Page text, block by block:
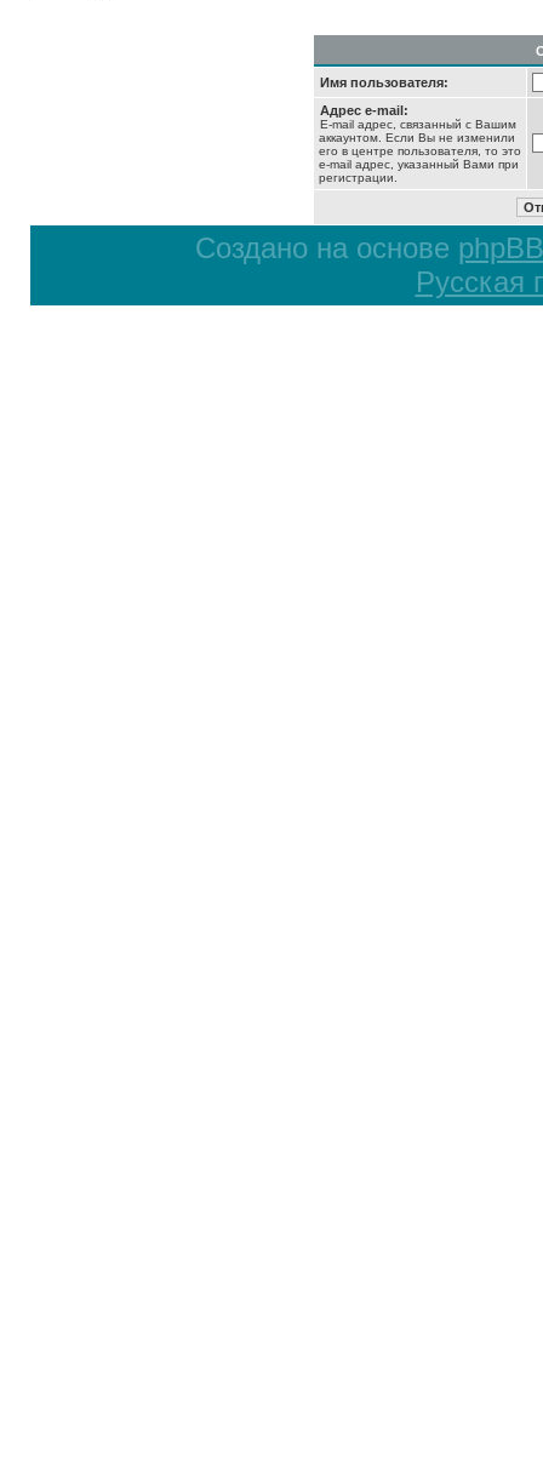
Имя пользователя:
Адрес e-mail:
E-mail адрес, связанный с Вашим
аккаунтом. Если Вы не изменили
его в центре пользователя, то это
e-mail адрес, указанный Вами при
регистрации.
Создано на основе phpBB
Русская